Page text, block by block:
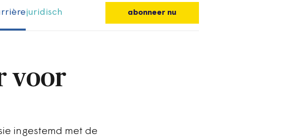
juridisch abonneer nu
voor
ingestemd met de